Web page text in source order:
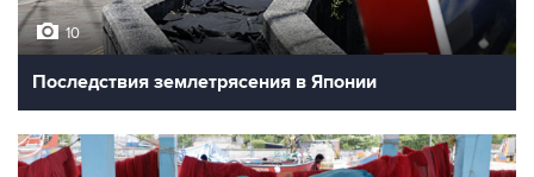
10
Последствия землетрясения в Японии